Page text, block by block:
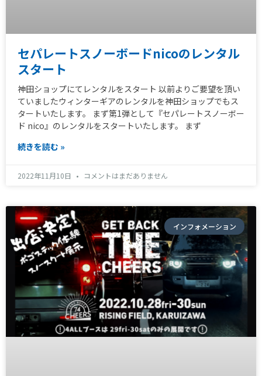
セパレートスノーボードnicoのレンタル
スタート
神田ショップにてレンタルをスタート 以前よりご要望を頂い
ていましたウィンターギアのレンタルを神田ショップでもス
タートいたします。 まず第1弾として『セパレートスノーボー
ド nico』のレンタルをスタートいたします。 まず
続きを読む »
2022年11月10日 コメントはまだありません
インフォメーション